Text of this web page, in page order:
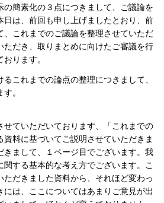
の簡素化の３点につきまして、ご議論を
日は、前回も申し上げましたとおり、前
、これまでのご議論を整理させていただ
ただき、取りまとめに向けたご審議を行
ります。
これまでの論点の整理につきまして、
。
せていただいております、「これまでの
料に基づいてご説明させていただきま
きまして、１ページ目でございます。我
する基本的な考え方でございます。こ
ただきました資料から、それほど変わっ
は、ここについてはあまりご意見が出